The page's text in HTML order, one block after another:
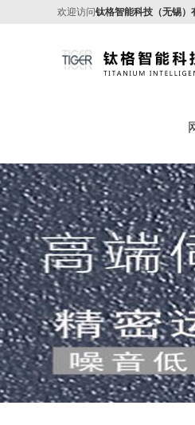
欢迎访问钛格智能科技（无锡）